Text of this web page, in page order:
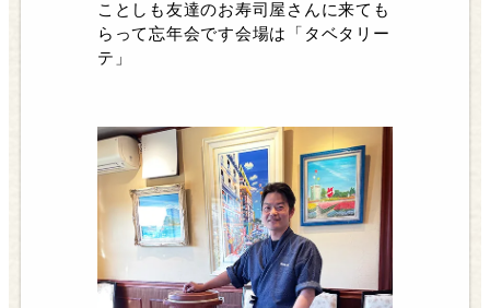
ことしも友達のお寿司屋さんに来ても
らって忘年会です会場は「タベタリー
テ」